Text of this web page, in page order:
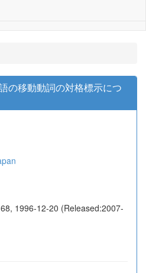
の移動動詞の対格標示につ
1996-12-20 (Released:2007-